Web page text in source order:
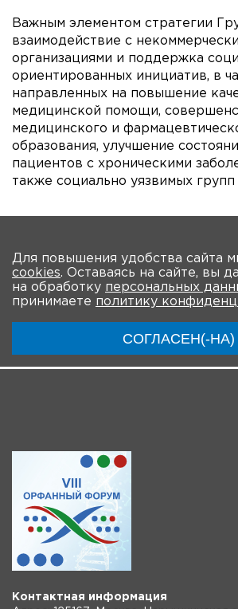
Важным элементом стратегии
взаимодействие с
организациями и поддержка
ориентированных инициатив, в
направленных на повышение
медицинской помощи,
медицинского и
образования, улучшение
пациентов с хроническими
также социально уязвимых групп
Для повышения удобства сайта
cookies. Оставаясь на сайте, вы
на обработку персональных
принимаете политику
СОГЛАСЕН(-НА)
О мероприятии Новости
Инструкции
Контактная информация